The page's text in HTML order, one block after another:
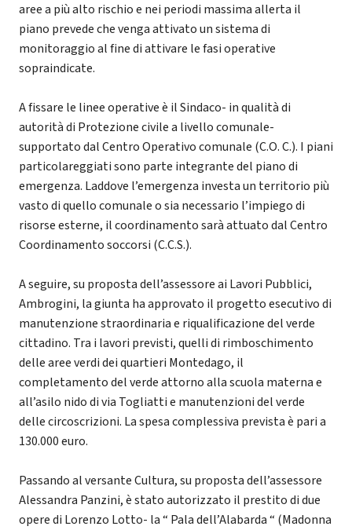
aree a più alto rischio e nei periodi massima allerta il
piano prevede che venga attivato un sistema di
monitoraggio al fine di attivare le fasi operative
sopraindicate.
A fissare le linee operative è il Sindaco- in qualità di
autorità di Protezione civile a livello comunale-
supportato dal Centro Operativo comunale (C.O. C.). I piani
particolareggiati sono parte integrante del piano di
emergenza. Laddove l’emergenza investa un territorio più
vasto di quello comunale o sia necessario l’impiego di
risorse esterne, il coordinamento sarà attuato dal Centro
Coordinamento soccorsi (C.C.S.).
A seguire, su proposta dell’assessore ai Lavori Pubblici,
Ambrogini, la giunta ha approvato il progetto esecutivo di
manutenzione straordinaria e riqualificazione del verde
cittadino. Tra i lavori previsti, quelli di rimboschimento
delle aree verdi dei quartieri Montedago, il
completamento del verde attorno alla scuola materna e
all’asilo nido di via Togliatti e manutenzioni del verde
delle circoscrizioni. La spesa complessiva prevista è pari a
130.000 euro.
Passando al versante Cultura, su proposta dell’assessore
Alessandra Panzini, è stato autorizzato il prestito di due
opere di Lorenzo Lotto- la “ Pala dell’Alabarda “ (Madonna